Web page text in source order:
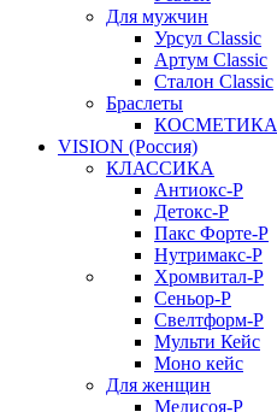
Для мужчин
Урсул Classic
Артум Classic
Сталон Classic
Браслеты
КОСМЕТИКА
VISION (Россия)
КЛАССИКА
Антиокс-Р
Детокс-Р
Пакс Форте-Р
Нутримакс-Р
Хромвитал-Р
Сеньор-Р
Свелтформ-Р
Мульти Кейс
Моно кейс
Для женщин
Медисоя-Р